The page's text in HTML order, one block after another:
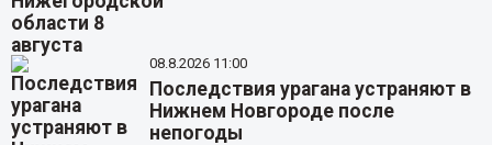
08.8.2026 11:00
Последствия урагана устраняют в
Нижнем Новгороде после
непогоды